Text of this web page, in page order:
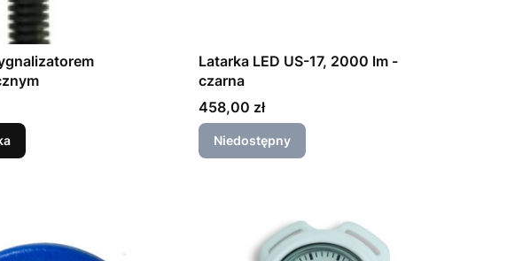
Latarka LED US-17, 2000 lm -
czarna
Cena
458,00 zł
Niedostępny